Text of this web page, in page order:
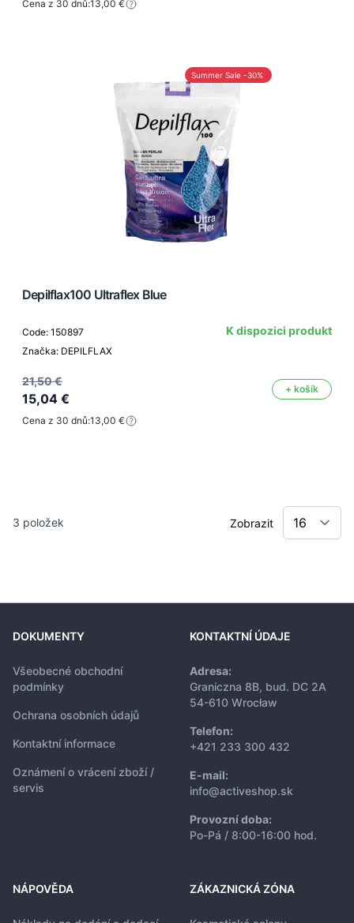
Cena z 30 dnů:13,00 €
Summer Sale -30%
Depilflax100 Ultraflex Blue
Code: 150897
Značka: DEPILFLAX
K dispozici produkt
21,50 €
15,04 €
+ košík
Cena z 30 dnů:13,00 €
3 položek Zobrazit
DOKUMENTY
Všeobecné obchodní
podmínky
Ochrana osobních údajů
Kontaktní informace
Oznámení o vrácení zboží /
servis
KONTAKTNÍ ÚDAJE
Adresa:
Graniczna 8B, bud. DC 2A
54-610 Wrocław
Telefon:
+421 233 300 432
E-mail:
info@activeshop.sk
Provozní doba:
Po-Pá / 8:00-16:00 hod.
NÁPOVĚDA ZÁKAZNICKÁ ZÓNA